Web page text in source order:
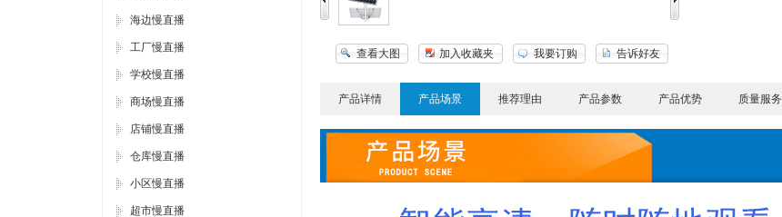
海边慢直播
工厂慢直播
学校慢直播
商场慢直播
店铺慢直播
仓库慢直播
小区慢直播
超市慢直播
查看大图 加入收藏夹 我要订购 告诉好友
产品详情 产品场景 推荐理由 产品参数 产品优势 质量服务